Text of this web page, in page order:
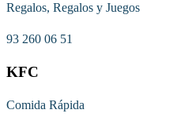
Regalos, Regalos y Juegos
93 260 06 51
KFC
Comida Rápida